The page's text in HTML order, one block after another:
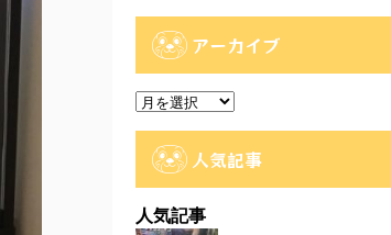
アーカイブ
ア
人気記事
人気記事